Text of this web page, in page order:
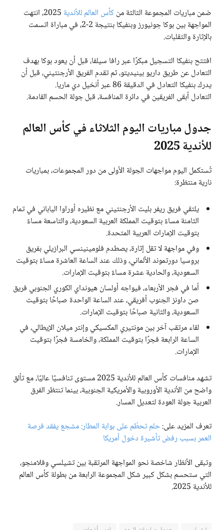
ضمن مباريات المجموعة الثالثة منكأس العالم للأندية
2025، انتهت
المواجهة بين بوكا جونيورز وبنفيكا بنتيجة 2-2، في مباراة اتسمت
بالإثارة والتقلبات.
افتتح بنفيكا التسجيل مبكرًا عبر رافا سيلفا، قبل أن يعود بوكا بهدف
التعادل عن طريق داريو بينيديتو، ثم تقدم الفريق الأرجنتيني، قبل أن
يدرك بنفيكا التعادل في الدقيقة 86 عبر أنخيل دي ماريا.
التعادل أبقى الفريقين في دائرة المنافسة، قبل جولة الحسم القادمة.
جدول مباريات اليوم الثلاثاء في كأس العالم
للأندية 2025
تُستكمل اليوم مواجهات الجولة الأولى من دور المجموعات، بمباريات
نارية منتظرة:
يلتقي فريق ريفر بليت الأرجنتيني مع نظيره أوراوا الياباني في تمام
الثامنة مساءً بتوقيت المملكة العربية السعودية، والتاسعة مساءً
بتوقيت الإمارات العربية المتحدة.
وفي مواجهة لا تقل إثارة، يصطدم فلومينينسي البرازيلي بفريق
بروسيا دورتموند الألماني، وذلك عند الساعة العاشرة مساءً بتوقيت
السعودية، والحادية عشرة مساءً بتوقيت الإمارات.
أما في فجر الأربعاء، فيواجه أولسان هيونداي الكوري الجنوبي فريق
صن داونز الجنوب أفريقي، عند الساعة الواحدة صباحًا بتوقيت
السعودية، والثانية صباحًا بتوقيت الإمارات.
لقاء مرتقب آخر بين مونتيري المكسيكي وإنتر ميلان الإيطالي، في
الساعة الرابعة فجرًا بتوقيت المملكة، والخامسة فجرًا بتوقيت
الإمارات.
تشهد منافسات كأس العالم للأندية 2025 مستوى تنافسيًا عاليًا، مع تألق
واضح من الأندية الأوروبية والأمريكية الجنوبية، بينما تنتظر الفرق
العربية جولة العودة لتعديل المسار.
تعرف المزيد على:حلم تحطّم على بوابة المطار: مشجع يفقد فرصة
العمر بسبب رفض تأشيرة دخول أمريكا
وتبقى الأنظار شاخصة نحو المواجهة المرتقبة بين تشيلسي وفلامنجو،
التي ستحسم بشكل كبير شكل المجموعة الرابعة من بطولة كأس العالم
للأندية 2025.